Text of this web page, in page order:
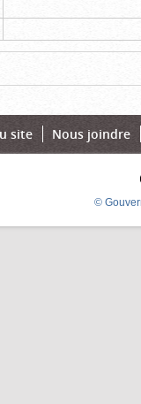
site Nous joindre
©